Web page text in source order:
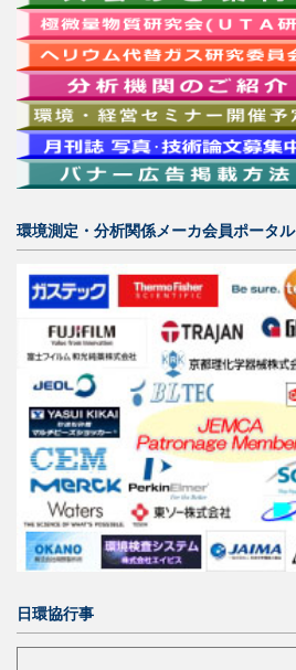
環境測定・分析関係メーカ会員ポータル
日環協行事